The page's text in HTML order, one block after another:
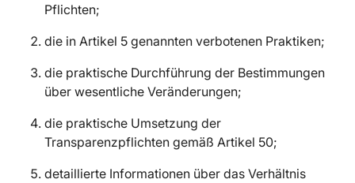
Pflichten;
die in Artikel 5 genannten verbotenen Praktiken;
die praktische Durchführung der Bestimmungen
über wesentliche Veränderungen;
die praktische Umsetzung der
Transparenzpflichten gemäß Artikel 50;
detaillierte Informationen über das Verhältnis